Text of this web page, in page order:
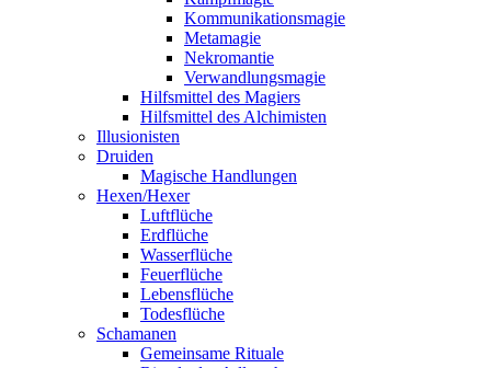
Kommunikationsmagie
Metamagie
Nekromantie
Verwandlungsmagie
Hilfsmittel des Magiers
Hilfsmittel des Alchimisten
Illusionisten
Druiden
Magische Handlungen
Hexen/Hexer
Luftflüche
Erdflüche
Wasserflüche
Feuerflüche
Lebensflüche
Todesflüche
Schamanen
Gemeinsame Rituale